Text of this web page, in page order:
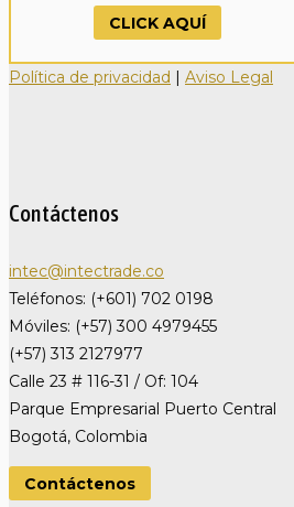
CLICK AQUÍ
Política de privacidad | Aviso Legal
Contáctenos
intec@intectrade.co
Teléfonos: (+601) 702 0198
Móviles: (+57) 300 4979455
(+57) 313 2127977
Calle 23 # 116-31 / Of: 104
Parque Empresarial Puerto Central
Bogotá, Colombia
Contáctenos